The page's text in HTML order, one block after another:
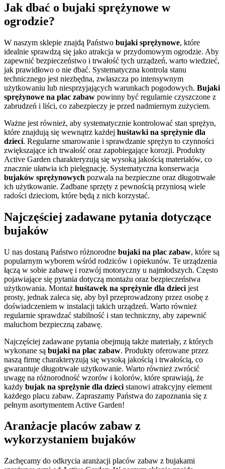
Jak dbać o bujaki sprężynowe w
ogrodzie?
W naszym sklepie znajdą Państwo bujaki sprężynowe, które
idealnie sprawdzą się jako atrakcja w przydomowym ogrodzie. Aby
zapewnić bezpieczeństwo i trwałość tych urządzeń, warto wiedzieć,
jak prawidłowo o nie dbać. Systematyczna kontrola stanu
technicznego jest niezbędna, zwłaszcza po intensywnym
użytkowaniu lub niesprzyjających warunkach pogodowych. Bujaki
sprężynowe na plac zabaw powinny być regularnie czyszczone z
zabrudzeń i liści, co zabezpieczy je przed nadmiernym zużyciem.
Ważne jest również, aby systematycznie kontrolować stan sprężyn,
które znajdują się wewnątrz każdej huśtawki na sprężynie dla
dzieci. Regularne smarowanie i sprawdzanie sprężyn to czynności
zwiększające ich trwałość oraz zapobiegające korozji. Produkty
Active Garden charakteryzują się wysoką jakością materiałów, co
znacznie ułatwia ich pielęgnację. Systematyczna konserwacja
bujaków sprężynowych pozwala na bezpieczne oraz długotrwałe
ich użytkowanie. Zadbane sprzęty z pewnością przyniosą wiele
radości dzieciom, które będą z nich korzystać.
Najczęściej zadawane pytania dotyczące
bujaków
U nas dostaną Państwo różnorodne bujaki na plac zabaw, które są
popularnym wyborem wśród rodziców i opiekunów. Te urządzenia
łączą w sobie zabawę i rozwój motoryczny u najmłodszych. Często
pojawiające się pytania dotyczą montażu oraz bezpieczeństwa
użytkowania. Montaż huśtawek na sprężynie dla dzieci jest
prosty, jednak zaleca się, aby był przeprowadzony przez osobę z
doświadczeniem w instalacji takich urządzeń. Warto również
regularnie sprawdzać stabilność i stan techniczny, aby zapewnić
maluchom bezpieczną zabawę.
Najczęściej zadawane pytania obejmują także materiały, z których
wykonane są bujaki na plac zabaw. Produkty oferowane przez
naszą firmę charakteryzują się wysoką jakością i trwałością, co
gwarantuje długotrwałe użytkowanie. Warto również zwrócić
uwagę na różnorodność wzorów i kolorów, które sprawiają, że
każdy bujak na sprężynie dla dzieci stanowi atrakcyjny element
każdego placu zabaw. Zapraszamy Państwa do zapoznania się z
pełnym asortymentem Active Garden!
Aranżacje placów zabaw z
wykorzystaniem bujaków
Zachęcamy do odkrycia aranżacji placów zabaw z bujakami